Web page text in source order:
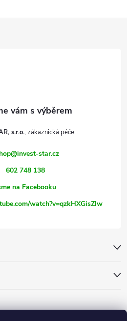
s.r.o.
@invest-star.cz
602 748 138
na Facebooku
watch?v=qzkHXGisZIw